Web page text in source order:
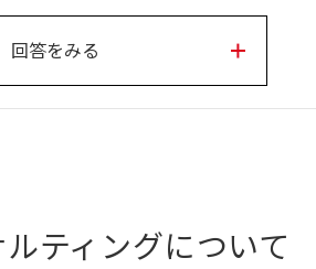
回答をみる
ティングについて